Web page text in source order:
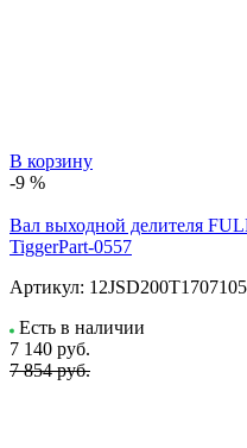
В корзину
-9 %
Вал выходной делителя
TiggerPart-0557
Артикул:
Есть в наличии
7 140 руб.
7 854 руб.